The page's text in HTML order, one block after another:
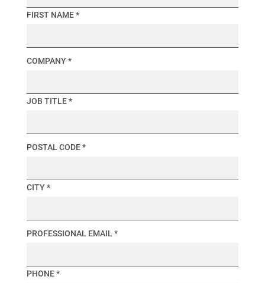
FIRST NAME *
COMPANY *
JOB TITLE *
POSTAL CODE *
CITY *
PROFESSIONAL EMAIL *
PHONE *